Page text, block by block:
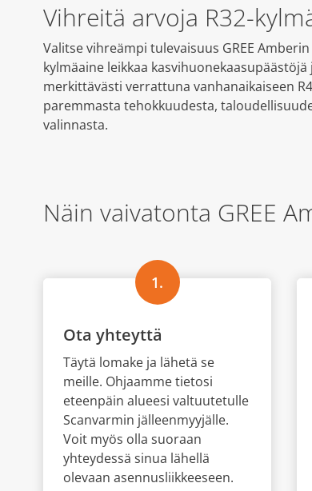
Vihreitä arvoja R32-
Valitse vihreämpi tulevaisuus GREE
kylmäaine leikkaa
merkittävästi verrattuna vanhanaikaiseen
paremmasta tehokkuudesta,
valinnasta.
Näin vaivatonta GREE
1.
Ota yhteyttä
Täytä lomake ja lähetä se
meille. Ohjaamme tietosi
eteenpäin alueesi valtuutetulle
Scanvarmin jälleenmyyjälle.
Voit myös olla suoraan
yhteydessä sinua lähellä
olevaan asennusliikkeeseen.